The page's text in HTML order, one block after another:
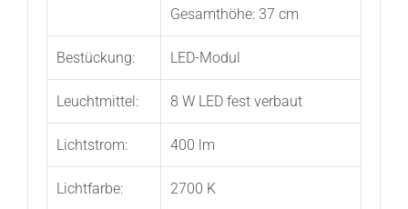
Gesamthöhe: 37 cm
Bestückung: LED-Modul
Leuchtmittel: 8 W LED fest verbaut
Lichtstrom: 400 lm
Lichtfarbe: 2700 K